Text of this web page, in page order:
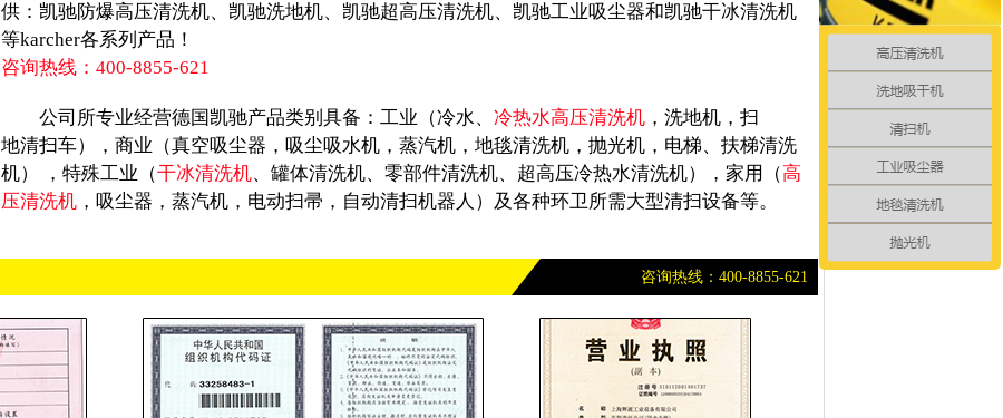
供：凯驰防爆高压清洗机、凯驰洗地机、凯驰超高压清洗机、凯驰工业吸尘器和凯驰干冰清洗机
等karcher各系列产品！
咨询热线：400-8855-621
公司所专业经营德国凯驰产品类别具备：工业（冷水、 冷热水高压清洗机 ，洗地机，扫
地清扫车），商业（真空吸尘器，吸尘吸水机，蒸汽机，地毯清洗机，抛光机，电梯、扶梯清洗
机） ，特殊工业（干冰清洗机、罐体清洗机、零部件清洗机、超高压冷热水清洗机），家用（高
压清洗机 ，吸尘器，蒸汽机，电动扫帚，自动清扫机器人）及各种环卫所需大型清扫设备等。
咨询热线：400-8855-621